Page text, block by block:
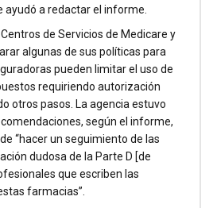
ayudó a redactar el informe.
de Servicios de Medicare y
algunas de sus políticas para
pueden limitar el uso de
requiriendo autorización
otros pasos. La agencia estuvo
según el informe,
“hacer un seguimiento de las
dudosa de la Parte D [de
que escriben las
farmacias”.